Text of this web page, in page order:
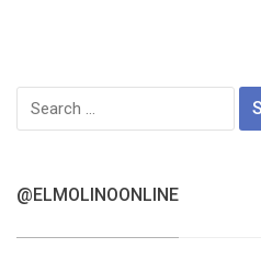
Search
@ELMOLINOONLINE